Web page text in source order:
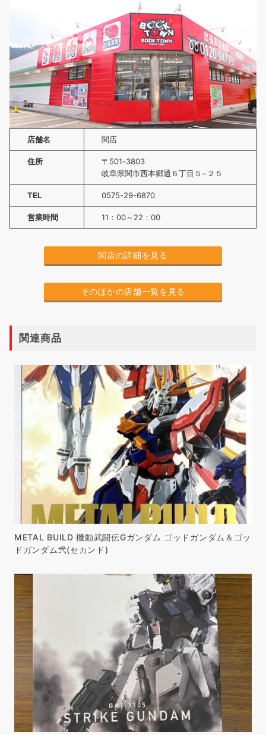
店舗名 関店
住所
〒501-3803
岐阜県関市西本郷通６丁目５−２５
TEL 0575-29-6870
営業時間 11：00～22：00
関店の詳細を見る
そのほかの店舗一覧を見る
関連商品
METAL BUILD 機動武闘伝Gガンダム ゴッドガンダム＆ゴッ
ドガンダム弐(セカンド)